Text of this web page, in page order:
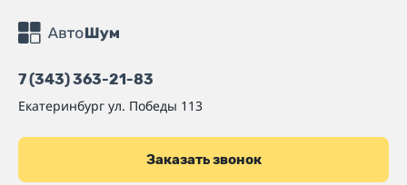
7 (343) 363-21-83
Екатеринбург ул. Победы 113
Заказать звонок